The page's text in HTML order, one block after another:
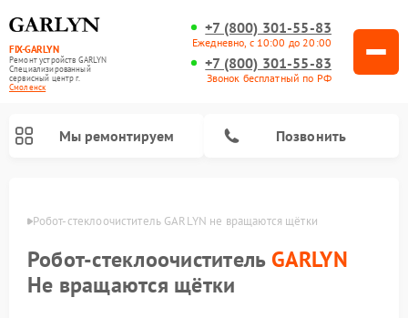
FIX-GARLYN
Ремонт устройств GARLYN
Специализированный
cервисный центр г.
Смоленск
+7 (800) 301-55-83
Ежедневно, с 10:00 до 20:00
+7 (800) 301-55-83
Звонок бесплатный по РФ
Мы ремонтируем Позвонить
Робот-стеклоочиститель GARLYN не вращаются щётки
Робот-стеклоочиститель GARLYN
Не вращаются щётки